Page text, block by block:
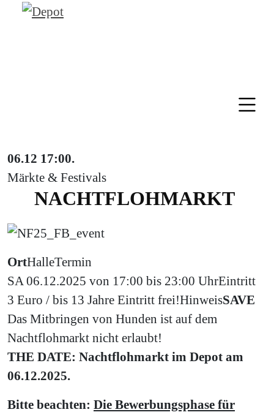
06.12 17:00.
Märkte & Festivals
NACHTFLOHMARKT
OrtHalleTermin
SA 06.12.2025 von 17:00 bis 23:00 UhrEintritt
3 Euro / bis 13 Jahre Eintritt frei!Hinweis
Das Mitbringen von Hunden ist auf dem
Nachtflohmarkt nicht erlaubt!
SAVE
THE DATE: Nachtflohmarkt im Depot am
06.12.2025.
Bitte beachten: Die Bewerbungsphase für